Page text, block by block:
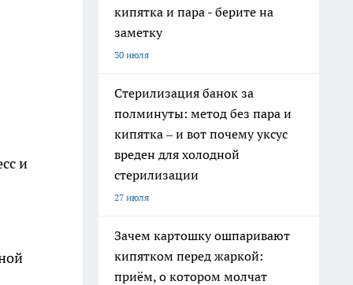
и
кипятка и пара - берите на
заметку
30 июля
Стерилизация банок за
полминуты: метод без пара и
кипятка – и вот почему уксус
вреден для холодной
стерилизации
27 июля
Зачем картошку ошпаривают
кипятком перед жаркой:
приём, о котором молчат